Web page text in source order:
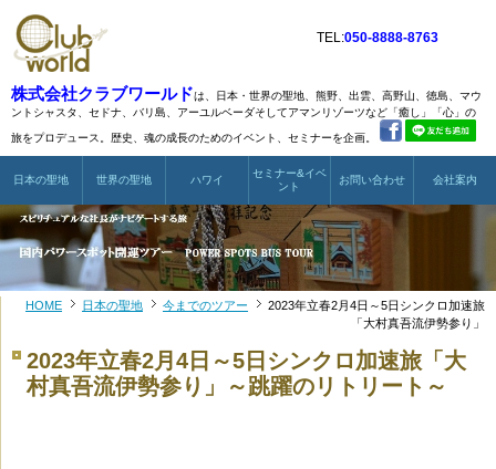
株式会社クラブワールドは、日本・世界の聖地、熊野、出雲、高野山、徳島、マウ
ントシャスタ、 セドナ、バリ島、アーユルベーダそしてアマンリゾーツなど 「癒し」「心」の
旅をプロデュース。歴史、魂の成長のためのイベント、セミナーを企画。
TEL:050-8888-8763
日本の聖地 世界の聖地 ハワイ
セミナー&イベ
ント
お問い合わせ 会社案内
HOME 日本の聖地 今までのツアー
2023年立春2月4日～5日シンクロ加速旅
「大村真吾流伊勢参り」
2023年立春2月4日～5日シンクロ加速旅「大
村真吾流伊勢参り」～跳躍のリトリート～